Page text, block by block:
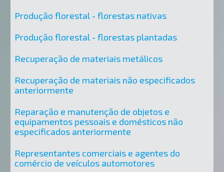
Produção florestal - florestas nativas
Produção florestal - florestas plantadas
Recuperação de materiais metálicos
Recuperação de materiais não especificados
anteriormente
Reparação e manutenção de objetos e
equipamentos pessoais e domésticos não
especificados anteriormente
Representantes comerciais e agentes do
comércio de veículos automotores